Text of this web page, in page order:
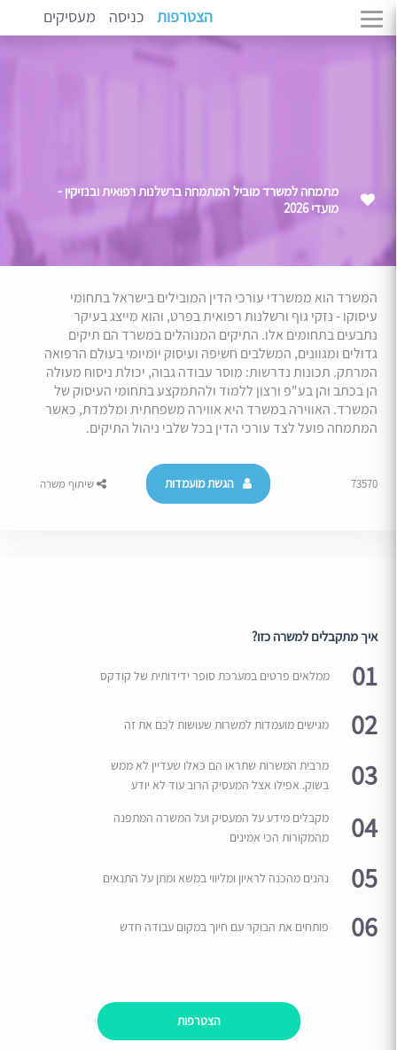
הצטרפות כניסה מעסיקים
מתמחה למשרד מוביל המתמחה ברשלנות רפואית ובנזיקין -
מועדי 2026
המשרד הוא ממשרדי עורכי הדין המובילים בישראל בתחומי
עיסוקו - נזקי גוף ורשלנות רפואית בפרט, והוא מייצג בעיקר
נתבעים בתחומים אלו. התיקים המנוהלים במשרד הם תיקים
גדולים ומגוונים, המשלבים חשיפה ועיסוק יומיומי בעולם הרפואה
המרתק. תכונות נדרשות: מוסר עבודה גבוה, יכולת ניסוח מעולה
הן בכתב והן בע"פ ורצון ללמוד ולהתמקצע בתחומי העיסוק של
המשרד. האווירה במשרד היא אווירה משפחתית ומלמדת, כאשר
המתמחה פועל לצד עורכי הדין בכל שלבי ניהול התיקים.
73570 הגשת מועמדות שיתוף משרה
איך מתקבלים למשרה כזו?
01 ממלאים פרטים במערכת סופר ידידותית של קודקס
02 מגישים מועמדות למשרות שעושות לכם את זה
03
מרבית המשרות שתראו הם כאלו שעדיין לא ממש
בשוק. אפילו אצל המעסיק הרוב עוד לא יודע
04
מקבלים מידע על המעסיק ועל המשרה המתפנה
מהמקורות הכי אמינים
05 נהנים מהכנה לראיון ומליווי במשא ומתן על התנאים
06 פותחים את הבוקר עם חיוך במקום עבודה חדש
הצטרפות